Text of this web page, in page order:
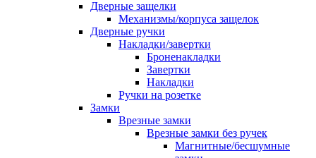
Дверные защелки
Механизмы/корпуса защелок
Дверные ручки
Накладки/завертки
Броненакладки
Завертки
Накладки
Ручки на розетке
Замки
Врезные замки
Врезные замки без ручек
Магнитные/бесшумные